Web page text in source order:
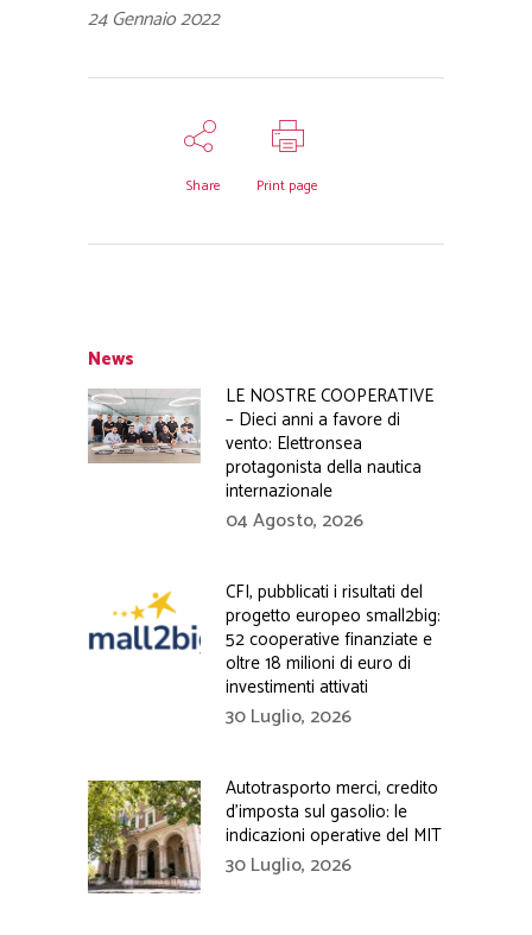
24 Gennaio 2022
Share Print page
News
LE NOSTRE COOPERATIVE
– Dieci anni a favore di
vento: Elettronsea
protagonista della nautica
internazionale
04 Agosto, 2026
CFI, pubblicati i risultati del
progetto europeo small2big:
52 cooperative finanziate e
oltre 18 milioni di euro di
investimenti attivati
30 Luglio, 2026
Autotrasporto merci, credito
d’imposta sul gasolio: le
indicazioni operative del MIT
30 Luglio, 2026